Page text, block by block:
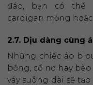
đáo, bạn có thể
cardigan mỏng hoặc
2.7. Dịu dàng cùng
Những chiếc áo
bồng, cổ nơ hay
váy suông dài sẽ